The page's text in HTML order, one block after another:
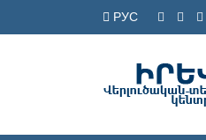
РУС